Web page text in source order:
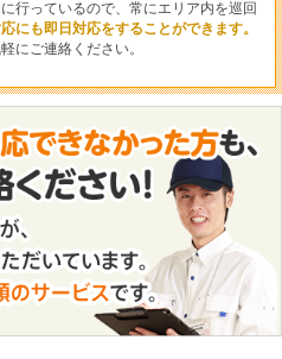
行っているので、常にエリア内を巡回
にも即日対応をすることができます。
にご連絡ください。